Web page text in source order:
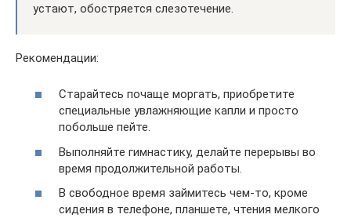
устают, обостряется слезотечение.
Рекомендации:
Старайтесь почаще моргать, приобретите
специальные увлажняющие капли и просто
побольше пейте.
Выполняйте гимнастику, делайте перерывы во
время продолжительной работы.
В свободное время займитесь чем-то, кроме
сидения в телефоне, планшете, чтения мелкого